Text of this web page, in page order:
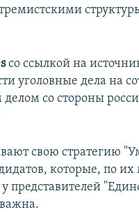
со ссылкой на
уголовные дела на
со стороны
свою стратегию
которые, по
представителей